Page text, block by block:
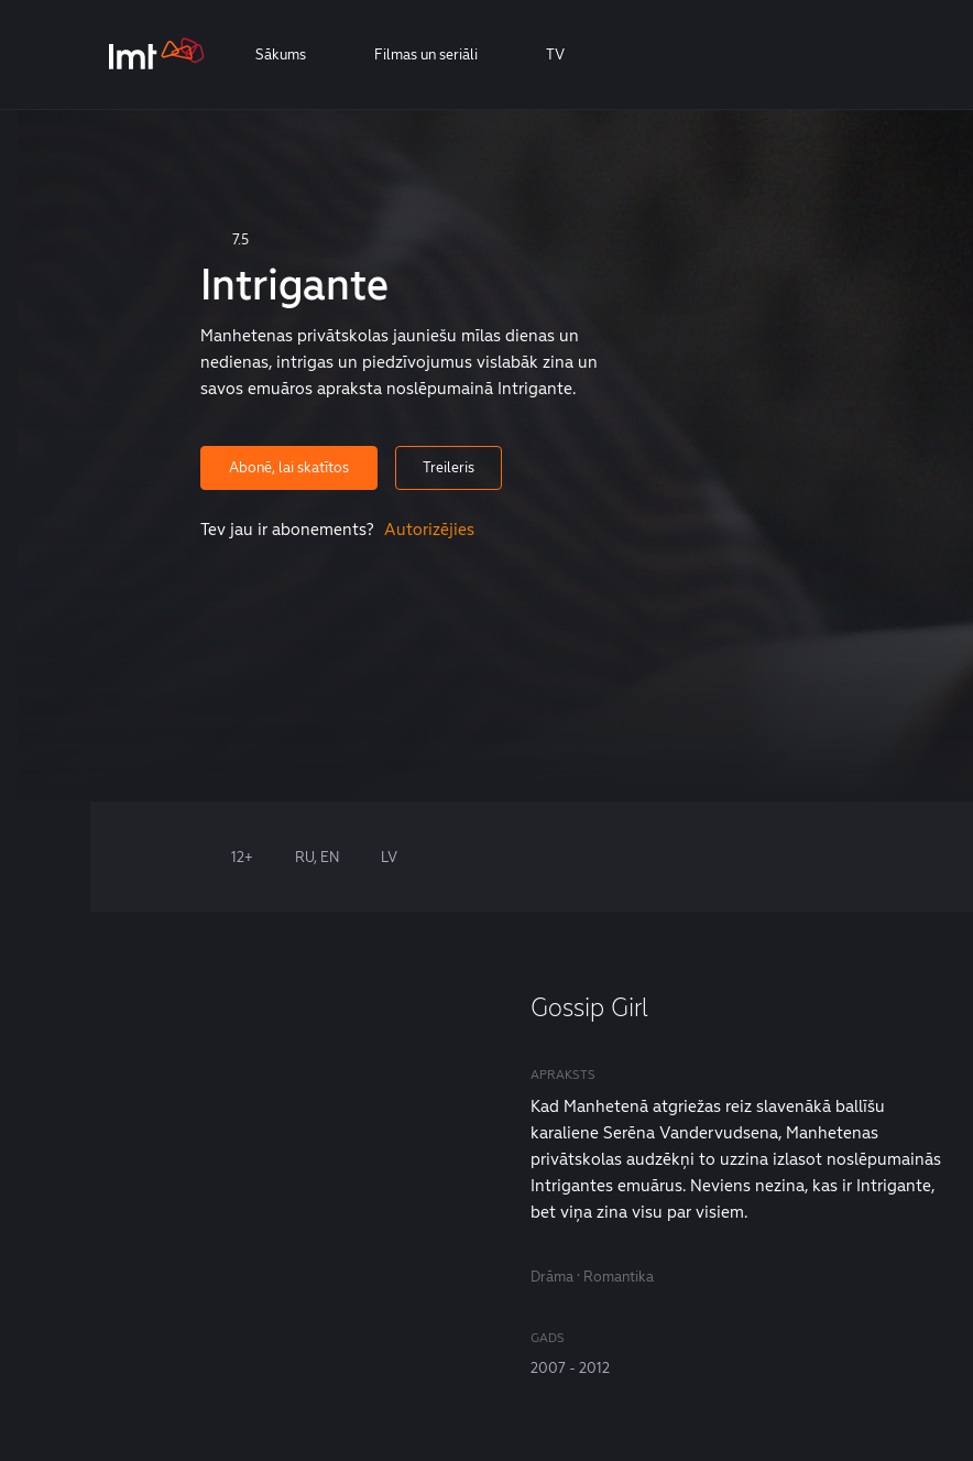
Sākums Filmas un seriāli TV
7.5
Intrigante
Manhetenas privātskolas jauniešu mīlas dienas un
nedienas, intrigas un piedzīvojumus vislabāk zina un
savos emuāros apraksta noslēpumainā Intrigante.
Abonē, lai skatītos Treileris
Tev jau ir abonements? Autorizējies
12+ RU, EN LV
Gossip Girl
APRAKSTS
Kad Manhetenā atgriežas reiz slavenākā ballīšu
karaliene Serēna Vandervudsena, Manhetenas
privātskolas audzēkņi to uzzina izlasot noslēpumainās
Intrigantes emuārus. Neviens nezina, kas ir Intrigante,
bet viņa zina visu par visiem.
Drāma · Romantika
GADS
2007 - 2012